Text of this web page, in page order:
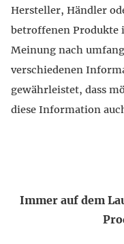
Hersteller, Händler
betroffenen Produkte
Meinung nach
verschiedenen
gewährleistet, dass
diese Information
Immer auf dem